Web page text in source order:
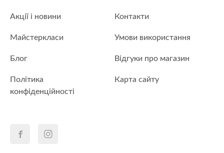
Акції і новини Контакти
Майстеркласи Умови використання
Блог Відгуки про магазин
Політика
конфіденційності
Карта сайту